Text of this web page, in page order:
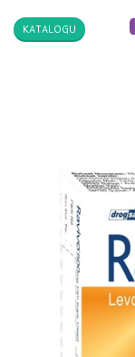
KATALOGU